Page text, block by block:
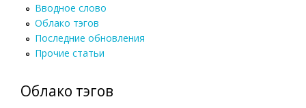
Вводное слово
Облако тэгов
Последние обновления
Прочие статьи
Облако тэгов